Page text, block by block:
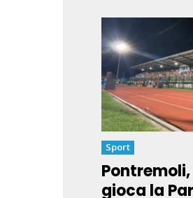
Sport
gioca la